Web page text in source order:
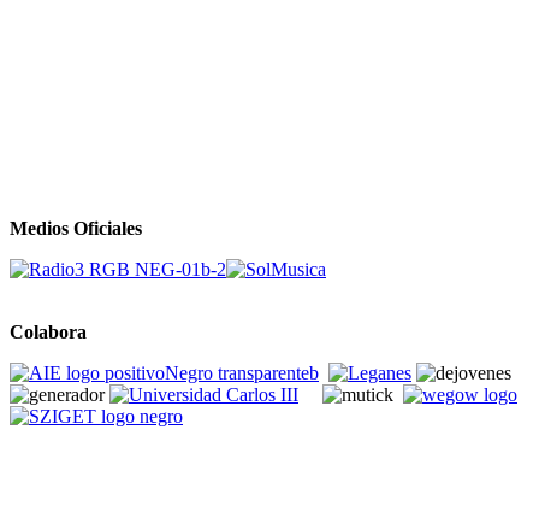
Medios Oficiales
Colabora